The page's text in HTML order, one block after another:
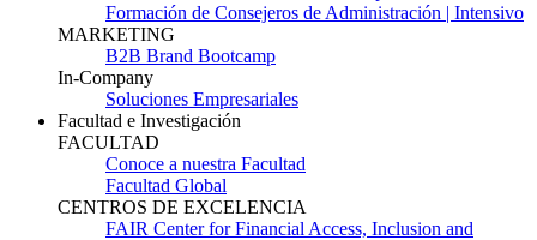
Formación de Consejeros de Administración | Intensivo
MARKETING
B2B Brand Bootcamp
In-Company
Soluciones Empresariales
Facultad e Investigación
FACULTAD
Conoce a nuestra Facultad
Facultad Global
CENTROS DE EXCELENCIA
FAIR Center for Financial Access, Inclusion and